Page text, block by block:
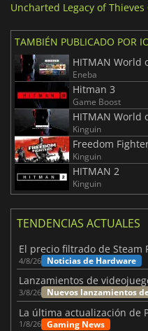
Uncharted Legacy of Thieves
TAMBIÉN PUBLICADO POR
Eneba
Hitman 3
Game Boost
HITMAN World
Kinguin
Freedom
Kinguin
HITMAN 2
Kinguin
TENDENCIAS ACTUALES
4/8/26 Noticias de Hardware
3/8/26 Nuevos lanzamientos
1/8/26 Gaming News